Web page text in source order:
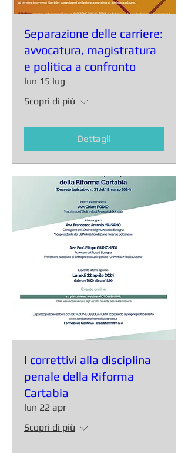
Separazione delle carriere:
avvocatura, magistratura
lun 15 lug
Scopri di più
Dettagli
I correttivi alla disciplina
penale della Riforma
lun 22 apr